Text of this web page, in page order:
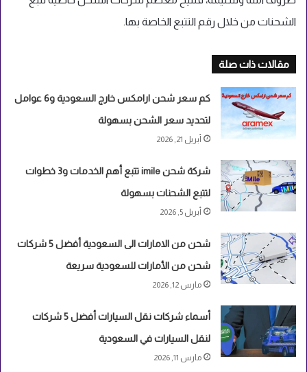
الشحنات من خلال رقم التتبع الخاصة بها.
مقالات ذات صلة
كم سعر شحن ارامكس خارج السعودية و6 عوامل
لتحديد سعر الشحن بسهولة
أبريل 21, 2026
شركة شحن imile تتبع أهم الخدمات و3 خطوات
لتتبع الشحنات بسهولة
أبريل 5, 2026
شحن من الامارات الى السعودية أفضل 5 شركات
شحن من الأمارات للسعودية سريعة
مارس 12, 2026
أسماء شركات نقل السيارات أفضل 5 شركات
لنقل السيارات في السعودية
مارس 11, 2026